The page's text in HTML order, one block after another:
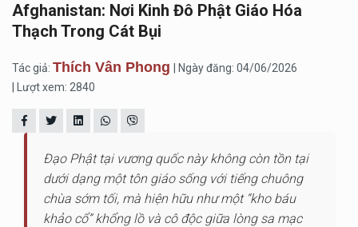
Afghanistan: Nơi Kinh Đô Phật Giáo Hóa
Thạch Trong Cát Bụi
Tác giả: Thích Vân Phong
| Ngày đăng: 04/06/2026
| Lượt xem: 2840
Đạo Phật tại vương quốc này không còn tồn tại
dưới dạng một tôn giáo sống với tiếng chuông
chùa sớm tối, mà hiện hữu như một “kho báu
khảo cổ” khổng lồ và cô độc giữa lòng sa mạc